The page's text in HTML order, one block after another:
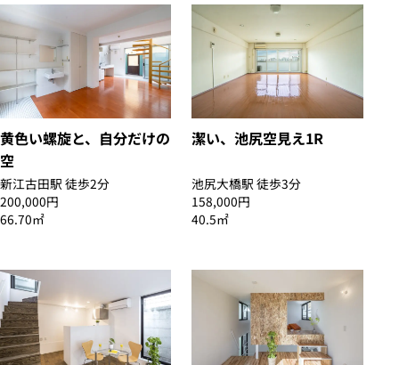
黄色い螺旋と、自分だけの
空
新江古田駅 徒歩2分
200,000円
66.70㎡
潔い、池尻空見え1R
池尻大橋駅 徒歩3分
158,000円
40.5㎡